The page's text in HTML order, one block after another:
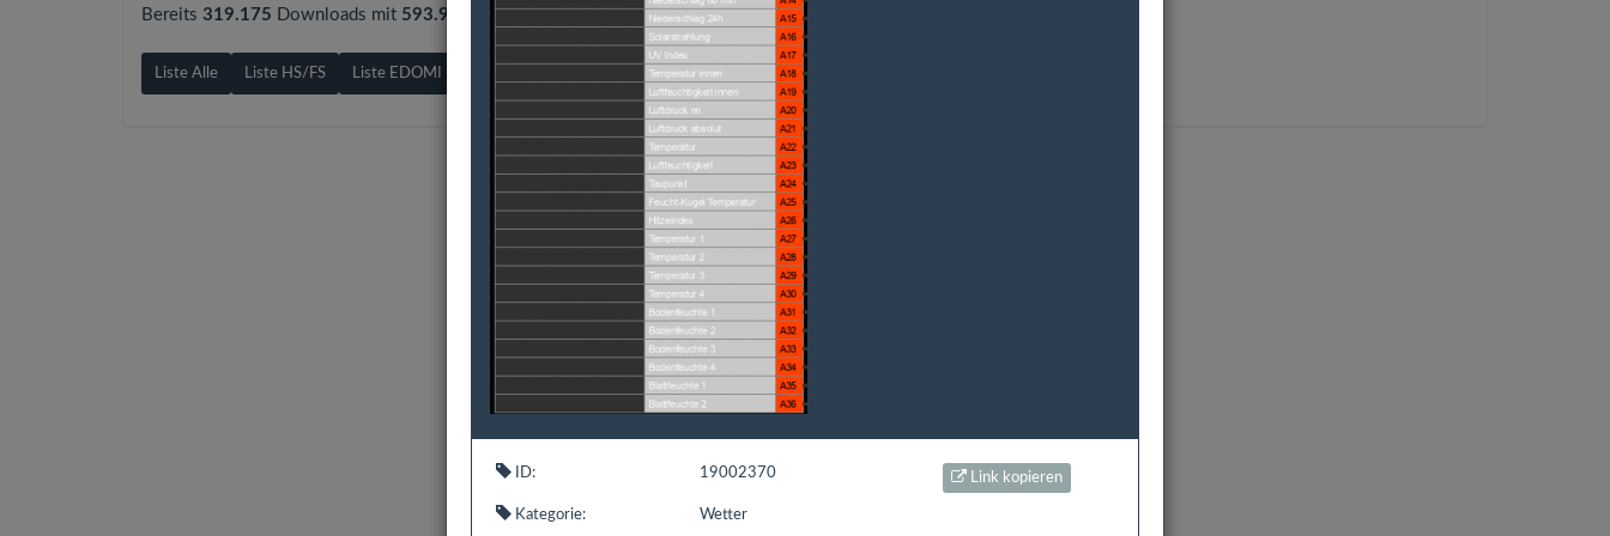
Bereits 319.175 Downloads mit 593.9 GB gezählt seit: 16.02.2016 | Letzter Download: 07.08.2026 00:06:20
Liste Alle Liste HS/FS Liste EDOMI Liste Sonstiges Liste ETS
ID: 19002370 Link kopieren
Kategorie: Wetter